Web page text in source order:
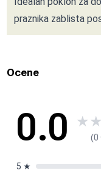
praznika zablista
Ocene
0.0 ★★
(0
5 ★